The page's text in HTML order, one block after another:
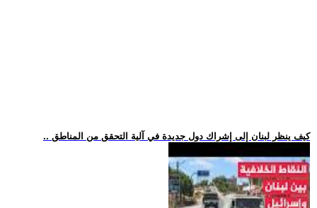
.. كيف ينظر لبنان إلى إشراك دول جديدة في آلية التحقق من المناطق